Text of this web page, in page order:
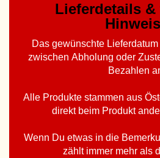
Lieferdetails
Das gewünschte
zwischen Abholung oder
Bezahlen
Alle Produkte stammen aus
direkt beim Produkt
Wenn Du etwas in die
zählt immer mehr als